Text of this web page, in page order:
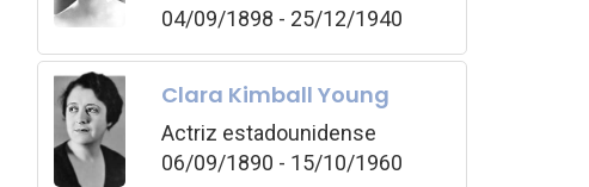
04/09/1898 - 25/12/1940
Clara Kimball Young
Actriz estadounidense
06/09/1890 - 15/10/1960